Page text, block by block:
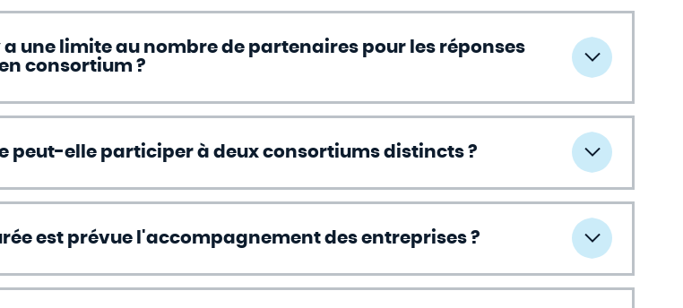
a une limite au nombre de partenaires pour les réponses
consortium ?
peut-elle participer à deux consortiums distincts ?
est prévue l'accompagnement des entreprises ?